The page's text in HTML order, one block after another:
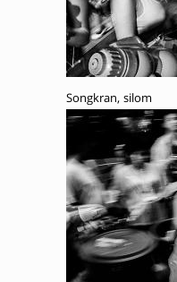
Songkran, silom